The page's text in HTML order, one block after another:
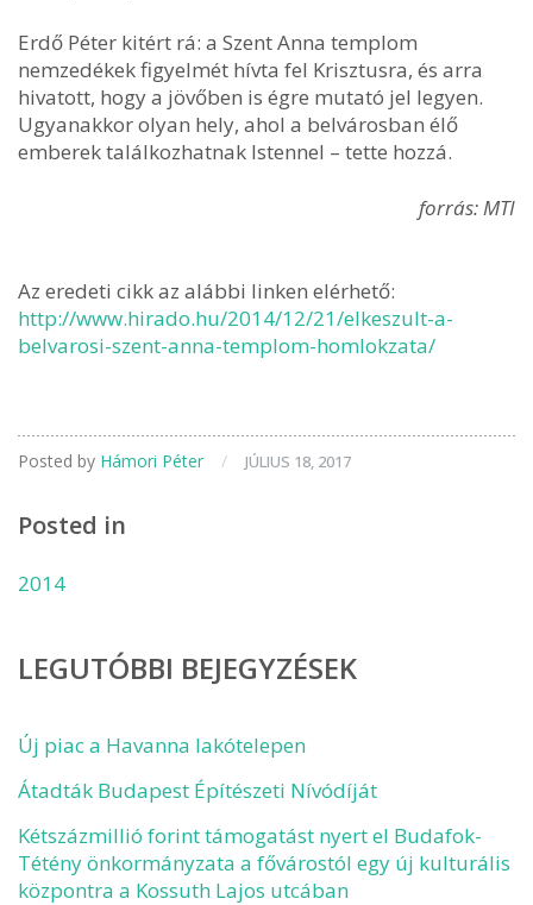
Erdő Péter kitért rá: a Szent Anna templom
nemzedékek figyelmét hívta fel Krisztusra, és arra
hivatott, hogy a jövőben is égre mutató jel legyen.
Ugyanakkor olyan hely, ahol a belvárosban élő
emberek találkozhatnak Istennel – tette hozzá.
forrás: MTI
Az eredeti cikk az alábbi linken elérhető:
http://www.hirado.hu/2014/12/21/elkeszult-a-
belvarosi-szent-anna-templom-homlokzata/
Posted by Hámori Péter / JÚLIUS 18, 2017
Posted in
2014
LEGUTÓBBI BEJEGYZÉSEK
Új piac a Havanna lakótelepen
Átadták Budapest Építészeti Nívódíját
Kétszázmillió forint támogatást nyert el Budafok-
Tétény önkormányzata a fővárostól egy új kulturális
központra a Kossuth Lajos utcában